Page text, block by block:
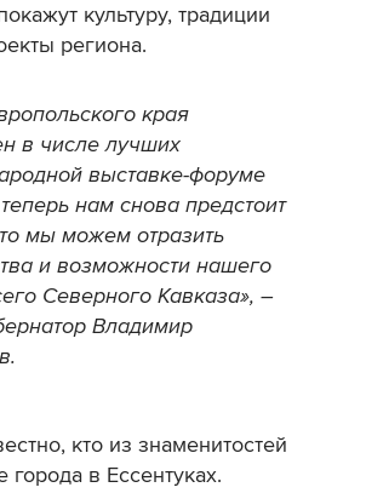
культуру, традиции
региона.
края
в числе лучших
выставке-форуме
нам снова предстоит
мы можем отразить
и возможности нашего
Северного Кавказа», –
Владимир
кто из знаменитостей
города в Ессентуках.